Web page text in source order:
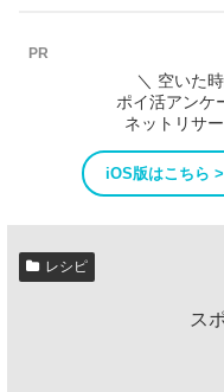
PR
＼ 空いた
ポイ活アンケ
ネットリサ
iOS版はこちら >
レシピ
ス